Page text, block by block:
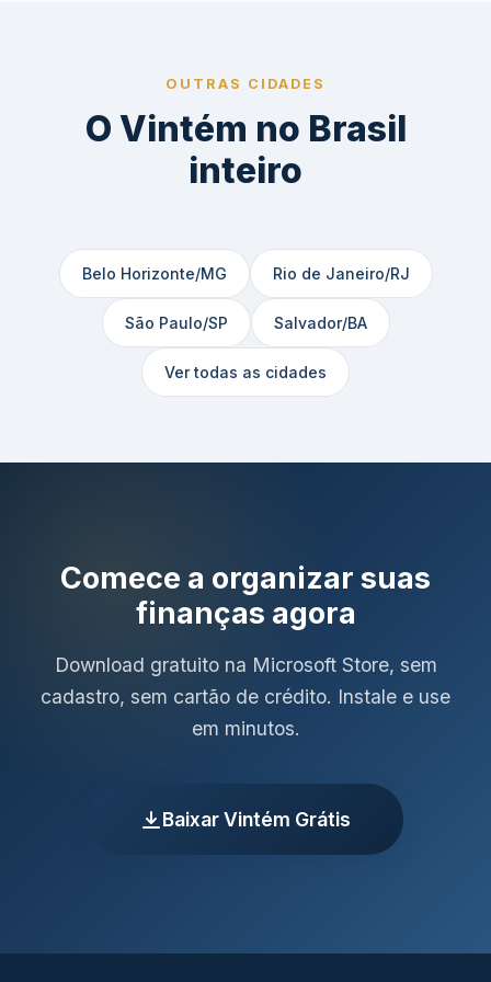
OUTRAS CIDADES
O Vintém no Brasil
inteiro
Belo Horizonte/MG Rio de Janeiro/RJ
São Paulo/SP Salvador/BA
Ver todas as cidades
Comece a organizar suas
finanças agora
Download gratuito na Microsoft Store, sem
cadastro, sem cartão de crédito. Instale e use
em minutos.
Baixar Vintém Grátis